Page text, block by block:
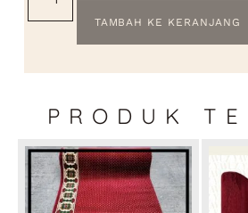
TAMBAH KE KERANJANG
PRODUK